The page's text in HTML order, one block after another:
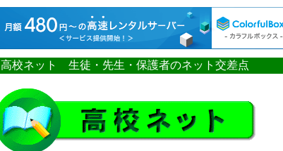
高校ネット 生徒・先生・保護者のネット交差点